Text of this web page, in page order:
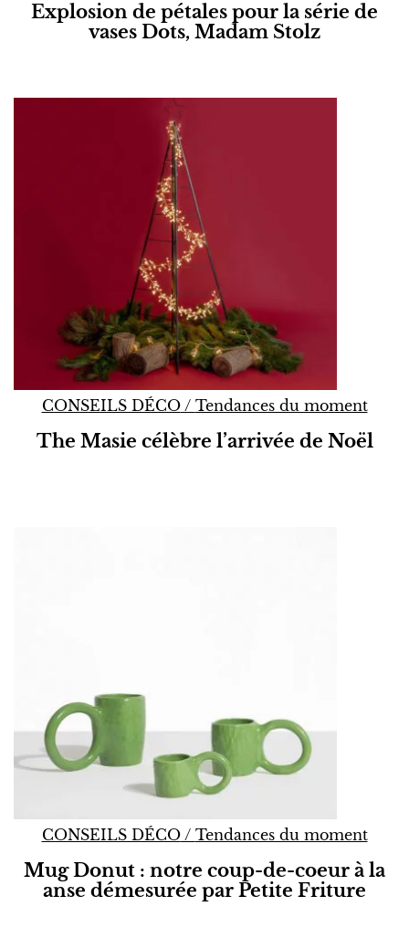
Explosion de pétales pour la série de
vases Dots, Madam Stolz
CONSEILS DÉCO/ Tendances du moment
The Masie célèbre l’arrivée de Noël
CONSEILS DÉCO/ Tendances du moment
Mug Donut : notre coup-de-coeur à la
anse démesurée par Petite Friture